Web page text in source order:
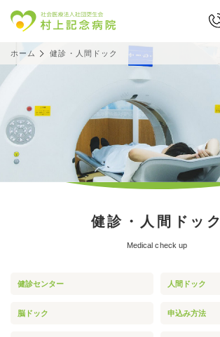
ホーム 健診・人間ドック
健診・人間ドック
Medical check up
健診センター 人間ドック
脳ドック 申込み方法